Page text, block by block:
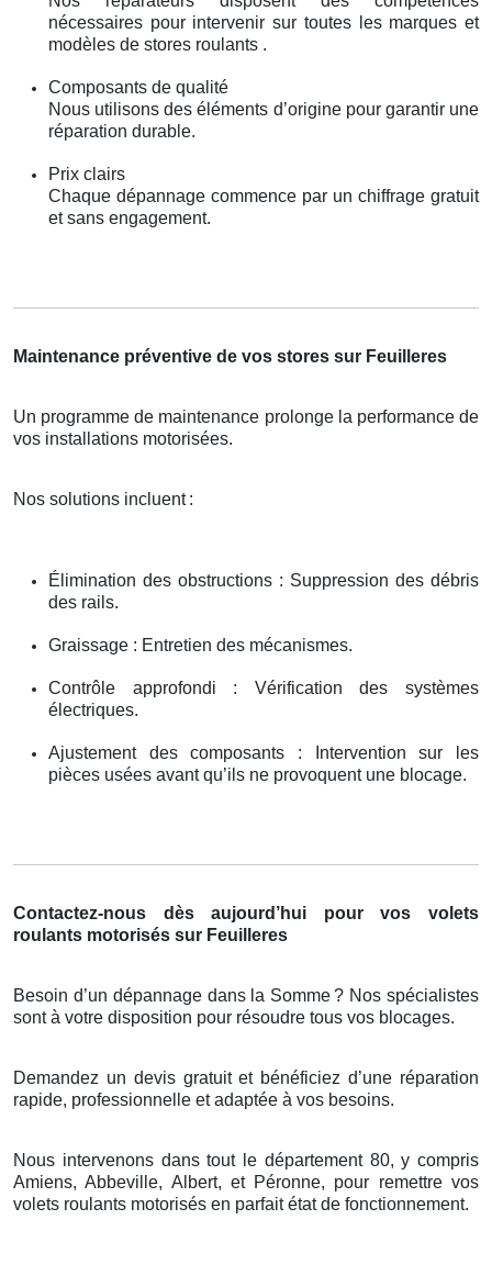
nécessaires pour intervenir sur toutes les marques et
modèles de stores roulants .
Composants de qualité
Nous utilisons des éléments d’origine pour garantir une
réparation durable.
Prix clairs
Chaque dépannage commence par un chiffrage gratuit
et sans engagement.
Maintenance préventive de vos stores sur Feuilleres
Un programme de maintenance prolonge la performance de
vos installations motorisées.
Nos solutions incluent :
Élimination des obstructions : Suppression des débris
des rails.
Graissage : Entretien des mécanismes.
Contrôle approfondi : Vérification des systèmes
électriques.
Ajustement des composants : Intervention sur les
pièces usées avant qu’ils ne provoquent une blocage.
Contactez-nous dès aujourd’hui pour vos volets
roulants motorisés sur Feuilleres
Besoin d’un dépannage dans la Somme? Nos spécialistes
sontà votre disposition pour résoudre tous vos blocages.
Demandez un devis gratuit et bénéficiez d’une réparation
rapide, professionnelle et adaptée à vos besoins.
Nous intervenons dans tout le département 80, y compris
Amiens, Abbeville, Albert, et Péronne, pour remettre vos
volets roulants motorisés en parfait état de fonctionnement.